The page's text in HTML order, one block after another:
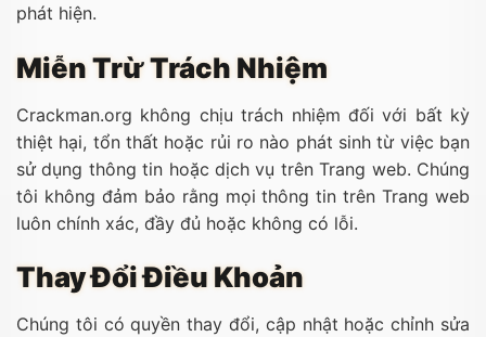
phát hiện.
Miễn Trừ Trách Nhiệm
Crackman.org không chịu trách nhiệm đối với bất kỳ
thiệt hại, tổn thất hoặc rủi ro nào phát sinh từ việc bạn
sử dụng thông tin hoặc dịch vụ trên Trang web. Chúng
tôi không đảm bảo rằng mọi thông tin trên Trang web
luôn chính xác, đầy đủ hoặc không có lỗi.
Thay Đổi Điều Khoản
Chúng tôi có quyền thay đổi, cập nhật hoặc chỉnh sửa